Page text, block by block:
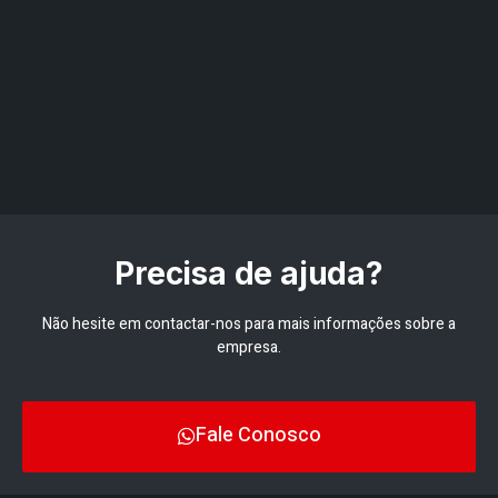
Precisa de ajuda?
Não hesite em contactar-nos para mais informações sobre a
empresa.
Fale Conosco